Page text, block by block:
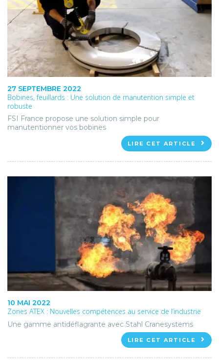
27 SEPTEMBRE 2022
Bobines, feuillards : Une solution de manutention simple et
robuste
FSI France propose une solution simple pour
manutentionner vos bobines
LIRE CET ARTICLE
10 MAI 2022
Zones ATEX : Nouvelles compétences au service de l’industrie
Une gamme antidéflagrante avec Stahl Cranesystems
LIRE CET ARTICLE